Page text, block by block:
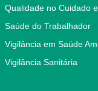
Qualidade no Cuidado
Saúde do Trabalhador
Vigilância em Saúde
Vigilância Sanitária